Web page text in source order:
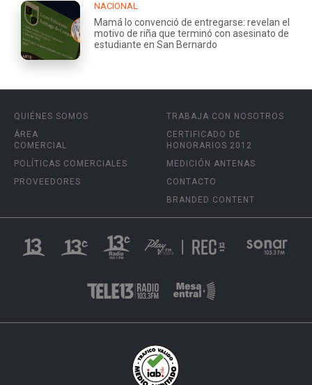
NACIONAL
Mamá lo convenció de entregarse: revelan el
motivo de riña que terminó con asesinato de
estudiante en San Bernardo
QUIÉNES SOMOS
ÁREA
COMERCIAL
POLÍTICAS COMERCIALES
PROVEEDORES
TRABAJA CON NOSOTROS
CERTIFICADO DE
HONORARIOS 2012
MEDICIÓN ANTENAS
CONTACTO
BRANDED CONTENT